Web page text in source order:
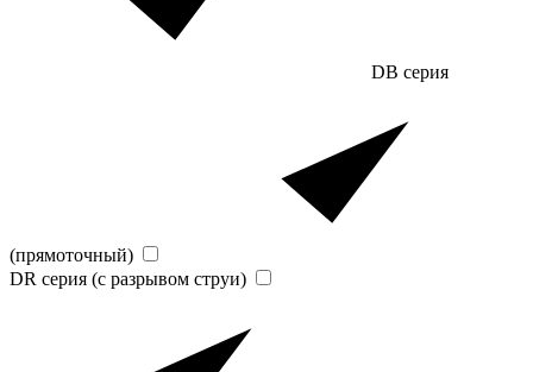
DB серия
(прямоточный)
DR серия (с разрывом струи)